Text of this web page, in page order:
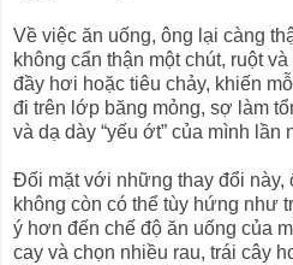
Về việc ăn uống, ông lại càng
không cẩn thận một chút, ruột
đầy hơi hoặc tiêu chảy, khiến
đi trên lớp băng mỏng, sợ làm
và dạ dày “yếu ớt” của mình lần
Đối mặt với những thay đổi này,
không còn có thể tùy hứng như
ý hơn đến chế độ ăn uống của
cay và chọn nhiều rau, trái cây